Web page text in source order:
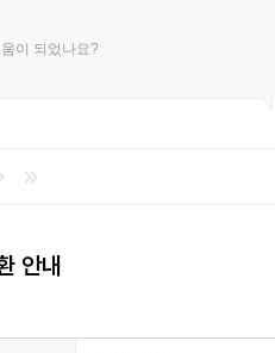
이 되었나요?
안내